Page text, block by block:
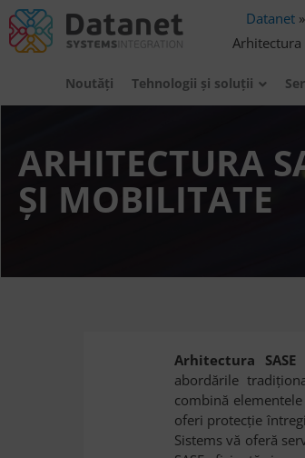
Datanet»
Arhitectura
Noutăți Tehnologii şi soluţii
ARHITECTURA
ŞI MOBILITATE
Arhitectura SASE
abordările
combină
oferi protecţie
Sistems vă oferă